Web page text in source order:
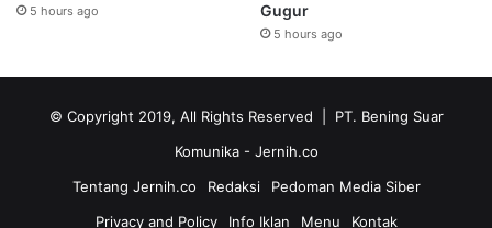
5 hours ago
Gugur
5 hours ago
© Copyright 2019, All Rights Reserved | PT. Bening Suar
Komunika - Jernih.co
Tentang Jernih.co
Redaksi
Pedoman Media Siber
Privacy and Policy
Info Iklan Menu Kontak